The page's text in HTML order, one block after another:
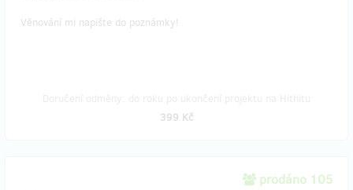
Věnování mi napište do poznámky!
399 Kč
prodáno 105